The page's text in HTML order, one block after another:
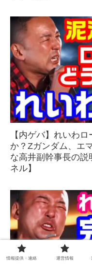
【内ゲバ】れいわ
か？Zガンダム、エ
な高井副幹事長の
ネル】
情報提供・連絡 運営情報